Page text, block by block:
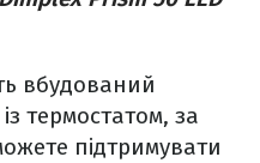
вбудований
термостатом, за
підтримувати